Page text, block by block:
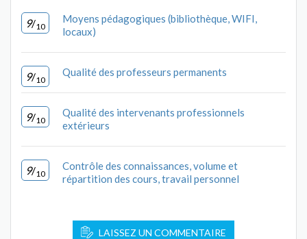
9/10
Moyens pédagogiques (bibliothèque, WIFI,
locaux)
9/10
Qualité des professeurs permanents
9/10
Qualité des intervenants professionnels
extérieurs
9/10
Contrôle des connaissances, volume et
répartition des cours, travail personnel
LAISSEZ UN COMMENTAIRE